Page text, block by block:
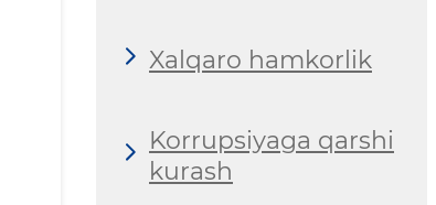
Xalqaro hamkorlik
Korrupsiyaga qarshi
kurash